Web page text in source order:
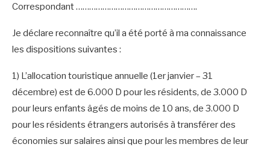
Correspondant ……………………………………………….
Je déclare reconnaître qu’il a été porté à ma connaissance
les dispositions suivantes :
1) L’allocation touristique annuelle (1er janvier – 31
décembre) est de 6.000 D pour les résidents, de 3.000 D
pour leurs enfants âgés de moins de 10 ans, de 3.000 D
pour les résidents étrangers autorisés à transférer des
économies sur salaires ainsi que pour les membres de leur